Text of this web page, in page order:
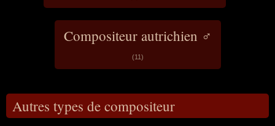
Compositeur autrichien ♂
(11)
Autres types de compositeur